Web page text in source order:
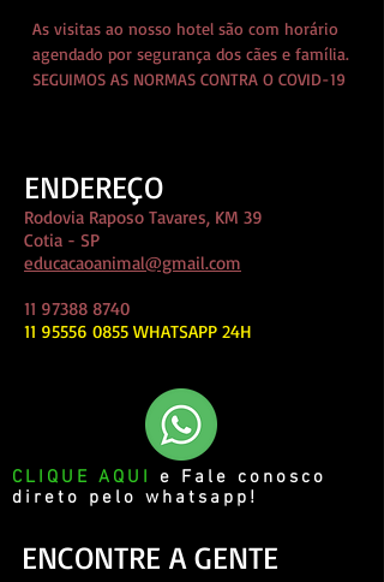
As visitas ao nosso hotel são com horário
agendado por segurança dos cães e família.
SEGUIMOS AS NORMAS CONTRA O COVID-19
ENDEREÇO
Rodovia Raposo Tavares, KM 39
Cotia - SP
educacaoanimal@gmail.com
11 97388 8740
11 95556 0855 WHATSAPP 24H
CLIQUE AQUI e Fale conosco
direto pelo whatsapp!
ENCONTRE A GENTE